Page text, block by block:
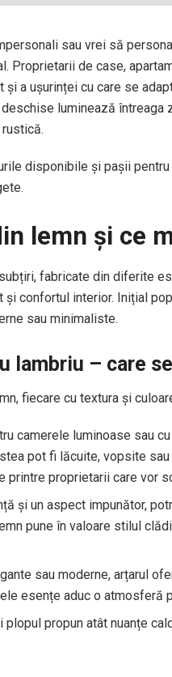
sau vrei să
Proprietarii de case,
a ușurinței cu care se
luminează întreaga
disponibile și pașii
lemn și ce
fabricate din diferite
și confortul interior. Inițial
sau minimaliste.
lambriu – care
fiecare cu textura și
camerele luminoase sau
pot fi lăcuite, vopsite
printre proprietarii care vor
și un aspect impunător,
pune în valoare stilul
sau moderne, arțarul
esențe aduc o atmosferă
plopul propun atât nuanțe